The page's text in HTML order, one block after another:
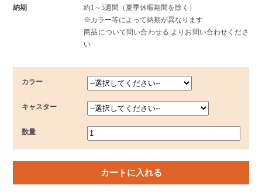
納期
約1～5週間（夏季休暇期間を除く）
※カラー等によって納期が異なります
商品について問い合わせる よりお問い合わせくださ
い
カラー
キャスター
数量